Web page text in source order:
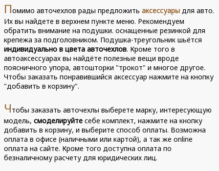
Помимо авточехлов рады предложитьаксессуары для авто.
Их вы найдете в верхнем пункте меню. Рекомендуем
обратить внимание на подушки. оснащенные резинкой для
крепежа за подголовником. Подушка-треугольник шьётся
индивидуально в цвета авточехлов. Кроме того в
автоаксессуарах вы найдёте полезные вещи вроде
поясничного упора, автошторки "трокот" и многое другое.
Чтобы заказать понравившийся аксессуар нажмите на кнопку
"добавить в корзину".
Чтобы заказать авточехлы выберете марку, интересующую
модель,смоделируйте себе комплект, нажмите на кнопку
добавить в корзину, и выберите способ оплаты. Возможна
оплата в офисе (наличными или картой), а так же online
оплата на сайте. Кроме того доступна оплата по
безналичному расчету для юридических лиц.